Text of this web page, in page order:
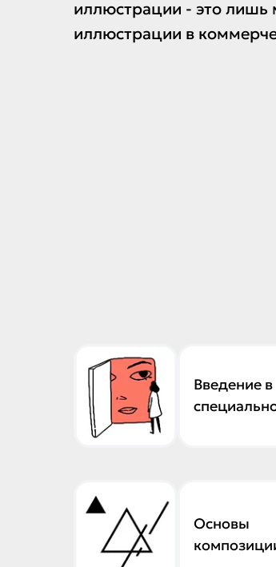
иллюстрации - это лишь
иллюстрации в
Введение в
Основы